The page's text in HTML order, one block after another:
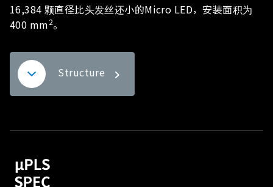
PKG 尺寸
20 × 13 × 1.68 mm